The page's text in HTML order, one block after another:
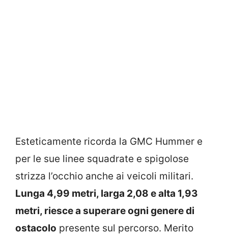
Esteticamente ricorda la GMC Hummer e
per le sue linee squadrate e spigolose
strizza l’occhio anche ai veicoli militari.
Lunga 4,99 metri, larga 2,08 e alta 1,93
metri, riesce a superare ogni genere di
ostacolo presente sul percorso. Merito